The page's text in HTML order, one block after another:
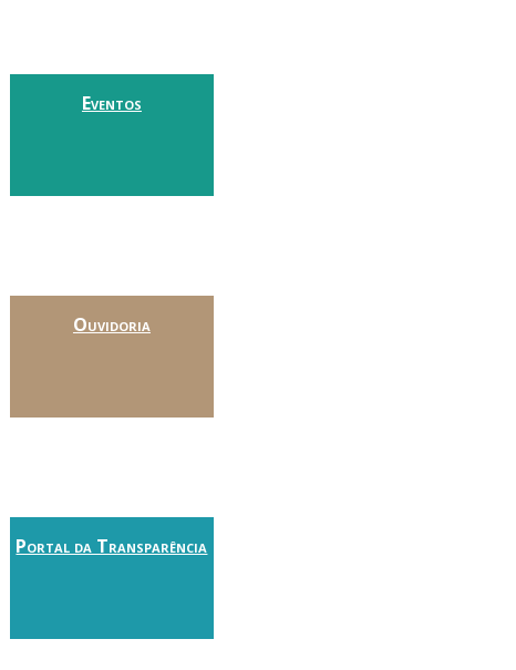
Eventos
Ouvidoria
Portal da Transparência